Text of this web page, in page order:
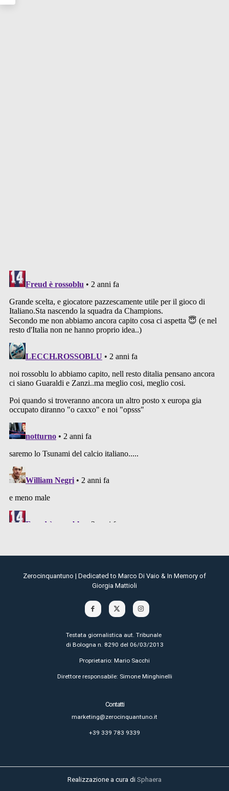
Zerocinquantuno | Dedicated to Marco Di Vaio & In Memory of
Giorgia Mattioli
Testata giornalistica aut. Tribunale
di Bologna n. 8290 del 06/03/2013
Proprietario: Mario Sacchi
Direttore responsabile: Simone Minghinelli
Contatti
marketing@zerocinquantuno.it
+39 339 783 9339
Realizzazione a cura di Sphaera